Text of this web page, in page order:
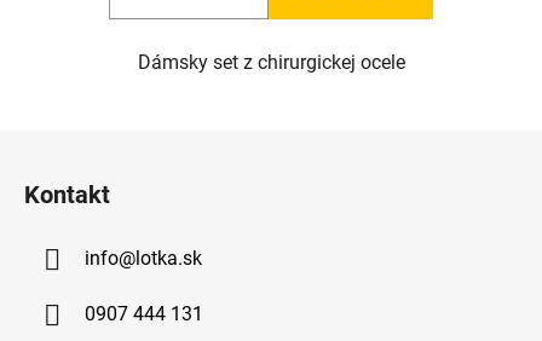
Dámsky set z chirurgickej ocele
Kontakt
info@lotka.sk
0907 444 131